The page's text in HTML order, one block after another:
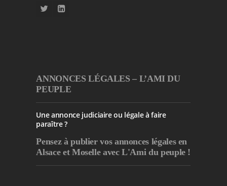
ANNONCES LÉGALES – L’AMI DU
PEUPLE
Une annonce judiciaire ou légale à faire
paraître ?
Pensez à publiervos annonces légales en
Alsace et Moselle avec L'Ami du peuple !